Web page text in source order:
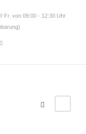
Fr. von 09:00 - 12:30 Uhr